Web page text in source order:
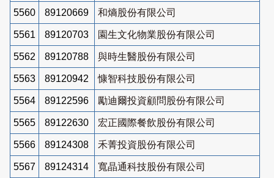
5560 89120669 和熵股份有限公司
5561 89120703 園生文化物業股份有限公司
5562 89120788 與時生醫股份有限公司
5563 89120942 慷智科技股份有限公司
5564 89122596 勵迪爾投資顧問股份有限公司
5565 89122630 宏正國際餐飲股份有限公司
5566 89124308 禾菁投資股份有限公司
5567 89124314 寬晶通科技股份有限公司